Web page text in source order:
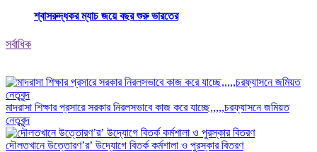
শ্বাসরুদ্ধকর ম্যাচ জয়ে বছর শুরু ভারতের
সর্বাধিক
মাদরাসা শিক্ষার প্রসারে সরকার নিরলসভাবে কাজ করে যাচ্ছে,,,,,চরফ্যাসনে জমিয়ত
নেতৃবৃন্দ
দৌলতখানে উত্তোরণ’র’ উদ্যোগে বিতর্ক কর্মশালা ও পুরস্কার বিতরণ